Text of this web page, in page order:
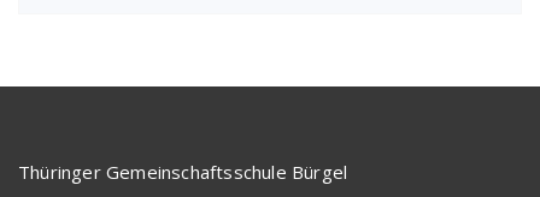
Thüringer Gemeinschaftsschule Bürgel